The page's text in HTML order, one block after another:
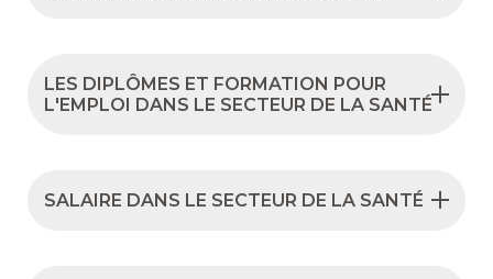
LES DIPLÔMES ET FORMATION POUR
L'EMPLOI DANS LE SECTEUR DE LA SANTÉ
SALAIRE DANS LE SECTEUR DE LA SANTÉ